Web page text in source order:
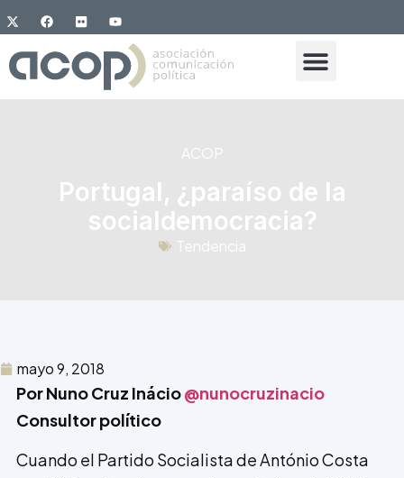
ACOP
Portugal, ¿paraíso de la
socialdemocracia?
Tendencia
mayo 9, 2018
Por Nuno Cruz Inácio@nunocruzinacio
Consultor político
Cuando el Partido Socialista de António Costa